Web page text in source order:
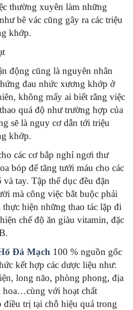
thường xuyên làm những
bê vác cũng gây ra các triệu
khớp.
động cũng là nguyên nhân
đau nhức xương khớp ở
không mấy ai biết rằng việc
quá độ như trường hợp của
sẽ là nguy cơ dẫn tới triệu
khớp.
các cơ bắp nghỉ ngơi thư
bóp để tăng tưới máu cho các
tay. Tập thể dục đều đặn
mà công việc bắt buộc phải
hiện những thao tác lặp đi
chế độ ăn giàu vitamin, đặc
Đả Mạch 100 % nguồn gốc
kết hợp các dược liệu như:
long não, phòng phong, địa
hoa…cùng với hoạt chất
trị tại chỗ hiệu quả trong